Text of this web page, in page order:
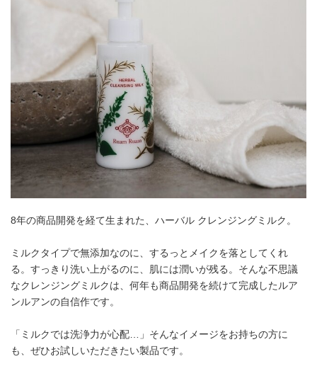
8年の商品開発を経て生まれた、ハーバル クレンジングミルク。
ミルクタイプで無添加なのに、するっとメイクを落としてくれ
る。すっきり洗い上がるのに、肌には潤いが残る。そんな不思議
なクレンジングミルクは、何年も商品開発を続けて完成したルア
ンルアンの自信作です。
「ミルクでは洗浄力が心配…」そんなイメージをお持ちの方に
も、ぜひお試しいただきたい製品です。